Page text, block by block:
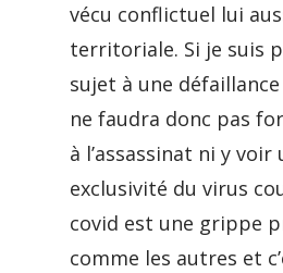
vécu conflictuel lui
territoriale. Si je suis
sujet à une
ne faudra donc pas
à l’assassinat ni y
exclusivité du virus
covid est une grippe
comme les autres et